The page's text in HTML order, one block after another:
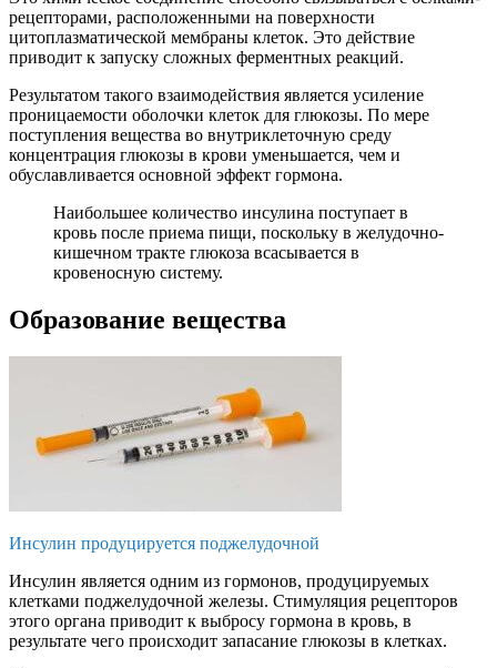
рецепторами, расположенными на поверхности
цитоплазматической мембраны клеток. Это действие
приводит к запуску сложных ферментных реакций.
Результатом такого взаимодействия является усиление
проницаемости оболочки клеток для глюкозы. По мере
поступления вещества во внутриклеточную среду
концентрация глюкозы в крови уменьшается, чем и
обуславливается основной эффект гормона.
Наибольшее количество инсулина поступает в
кровь после приема пищи, поскольку в желудочно-
кишечном тракте глюкоза всасывается в
кровеносную систему.
Образование вещества
Инсулин продуцируется поджелудочной
Инсулин является одним из гормонов, продуцируемых
клетками поджелудочной железы. Стимуляция рецепторов
этого органа приводит к выбросу гормона в кровь, в
результате чего происходит запасание глюкозы в клетках.